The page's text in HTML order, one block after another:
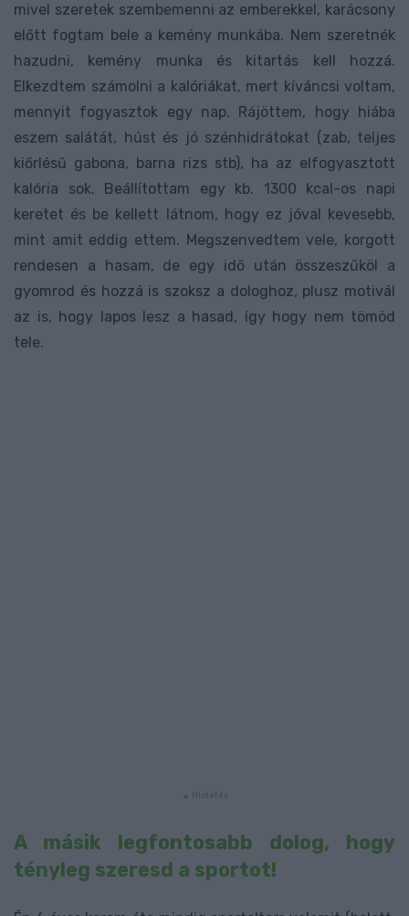
mivel szeretek szembemenni az emberekkel, karácsony
előtt fogtam bele a kemény munkába. Nem szeretnék
hazudni, kemény munka és kitartás kell hozzá.
Elkezdtem számolni a kalóriákat, mert kíváncsi voltam,
mennyit fogyasztok egy nap. Rájöttem, hogy hiába
eszem salátát, húst és jó szénhidrátokat (zab, teljes
kiőrlésű gabona, barna rizs stb), ha az elfogyasztott
kalória sok. Beállítottam egy kb. 1300 kcal-os napi
keretet és be kellett látnom, hogy ez jóval kevesebb,
mint amit eddig ettem. Megszenvedtem vele, korgott
rendesen a hasam, de egy idő után összeszűköl a
gyomrod és hozzá is szoksz a dologhoz, plusz motivál
az is, hogy lapos lesz a hasad, így hogy nem tömöd
tele.
A másik legfontosabb dolog, hogy
tényleg szeresd a sportot!